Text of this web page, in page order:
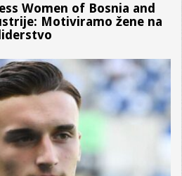
Women of Bosnia and
Motiviramo žene na
liderstvo